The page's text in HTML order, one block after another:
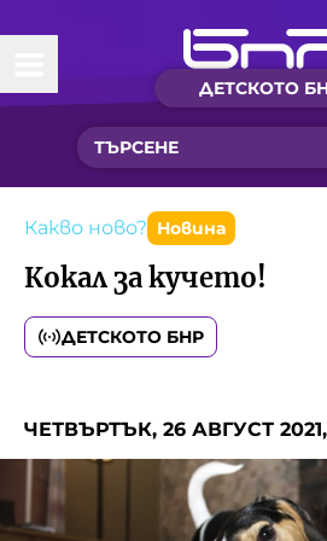
ДЕТСКОТО
Начало
Какво ново?
Рубрики с
Детско радио
Чуйте
Приказки
Искри
Интересен архив
Нашите гости
Какво ново? Новина
Кокал за кучето!
ДЕТСКОТО БНР
ЧЕТВЪРТЪК, 26 АВГУСТ 2021,